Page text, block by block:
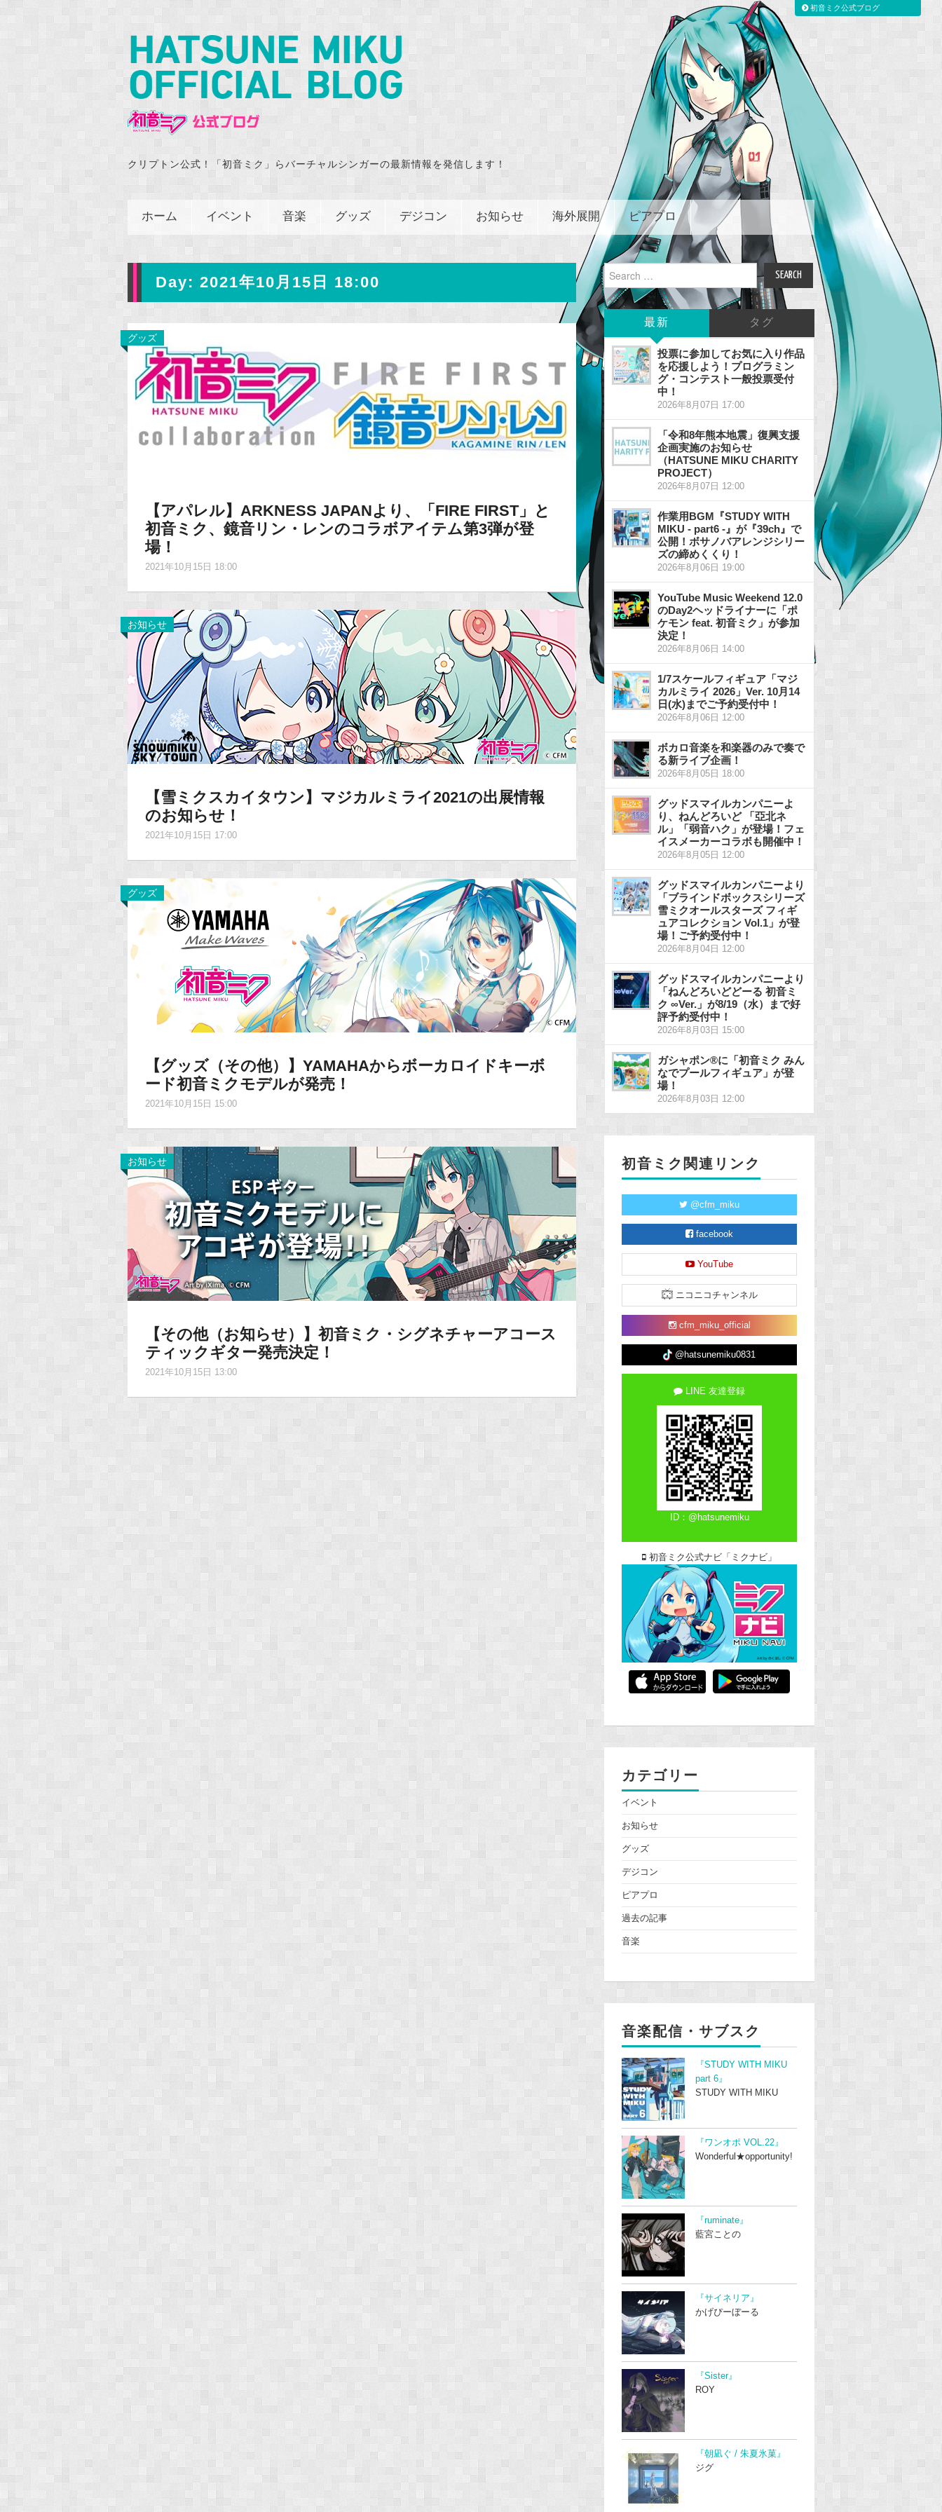
クリプトン公式！「初音ミク」らバーチャルシンガーの最新情報を発信します！
ホーム イベント 音楽 グッズ デジコン お知らせ 海外展開 ピアプロ
Day: 2021年10月15日 18:00
グッズ
【アパレル】ARKNESS JAPANより、「FIRE FIRST」と
初音ミク、鏡音リン・レンのコラボアイテム第3弾が登
場！
2021年10月15日 18:00
お知らせ
【雪ミクスカイタウン】マジカルミライ2021の出展情報
のお知らせ！
2021年10月15日 17:00
グッズ
【グッズ（その他）】YAMAHAからボーカロイドキーボ
ード初音ミクモデルが発売！
2021年10月15日 15:00
お知らせ
【その他（お知らせ）】初音ミク・シグネチャーアコース
ティックギター発売決定！
2021年10月15日 13:00
Search
for:
最新 タグ
投票に参加してお気に入り作品
を応援しよう！プログラミン
グ・コンテスト一般投票受付
中！
2026年8月07日 17:00
「令和8年熊本地震」復興支援
企画実施のお知らせ
（HATSUNE MIKU CHARITY
PROJECT）
2026年8月07日 12:00
作業用BGM『STUDY WITH
MIKU - part6 -』が『39ch』で
公開！ボサノバアレンジシリー
ズの締めくくり！
2026年8月06日 19:00
YouTube Music Weekend 12.0
のDay2ヘッドライナーに「ポ
ケモン feat. 初音ミク」が参加
決定！
2026年8月06日 14:00
1/7スケールフィギュア「マジ
カルミライ 2026」Ver. 10月14
日(水)までご予約受付中！
2026年8月06日 12:00
ボカロ音楽を和楽器のみで奏で
る新ライブ企画！
2026年8月05日 18:00
グッドスマイルカンパニーよ
り、ねんどろいど 「亞北ネ
ル」「弱音ハク」が登場！フェ
イスメーカーコラボも開催中！
2026年8月05日 12:00
グッドスマイルカンパニーより
「ブラインドボックスシリーズ
雪ミクオールスターズ フィギ
ュアコレクション Vol.1」が登
場！ご予約受付中！
2026年8月04日 12:00
グッドスマイルカンパニーより
「ねんどろいどどーる 初音ミ
ク ∞Ver.」が8/19（水）まで好
評予約受付中！
2026年8月03日 15:00
ガシャポン®に「初音ミク みん
なでプールフィギュア」が登
場！
2026年8月03日 12:00
初音ミク関連リンク
@cfm_miku
facebook
YouTube
ニコニコチャンネル
cfm_miku_official
@hatsunemiku0831
LINE 友達登録
ID：@hatsunemiku
初音ミク公式ナビ「ミクナビ」
カテゴリー
イベント
お知らせ
グッズ
デジコン
ピアプロ
過去の記事
音楽
音楽配信・サブスク
『STUDY WITH MIKU
part 6』
STUDY WITH MIKU
『ワンオポ VOL.22』
Wonderful★opportunity!
『ruminate』
藍宮ことの
『サイネリア』
かげぴーぼーる
『Sister』
ROY
『朝凪ぐ / 朱夏氷菓』
ジグ
初音ミク公式ブログ